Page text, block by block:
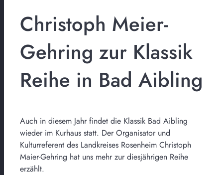
Christoph Meier-
Gehring zur Klassik
Reihe in Bad Aibling
Auch in diesem Jahr findet die Klassik Bad Aibling
wieder im Kurhaus statt. Der Organisator und
Kulturreferent des Landkreises Rosenheim Christoph
Maier-Gehring hat uns mehr zur diesjährigen Reihe
erzählt.